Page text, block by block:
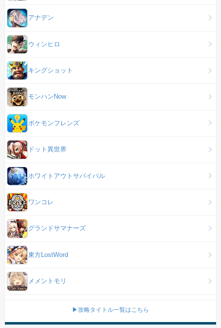
アナデン
ウィンヒロ
キングショット
モンハンNow
ポケモンフレンズ
ドット異世界
ホワイトアウトサバイバル
ワンコレ
グランドサマナーズ
東方LostWord
メメントモリ
▶攻略タイトル一覧はこちら